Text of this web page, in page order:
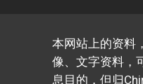
本网站上的资料
像、文字资料，
息目的，但归